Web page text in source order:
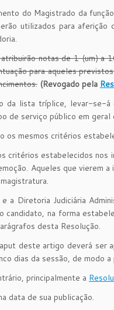
do Magistrado da
utilizados para
notas de 1 (um)
para aqueles
(Revogado pela
da lista tríplice, levar-se-
de serviço público em geral
os mesmos critérios
critérios estabelecidos
Aqueles que vierem
a Diretoria Judiciária
na forma
desta Resolução.
deste artigo deverá ser
dias da sessão, de modo
principalmente a
data de sua publicação.